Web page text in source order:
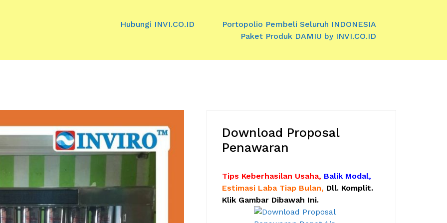
Hubungi INVI.CO.ID
Portopolio Pembeli Seluruh INDONESIA
Paket Produk DAMIU by INVI.CO.ID
Download Proposal
Penawaran
Tips Keberhasilan Usaha, Balik Modal,
Estimasi Laba Tiap Bulan, Dll. Komplit.
Klik Gambar Dibawah Ini.